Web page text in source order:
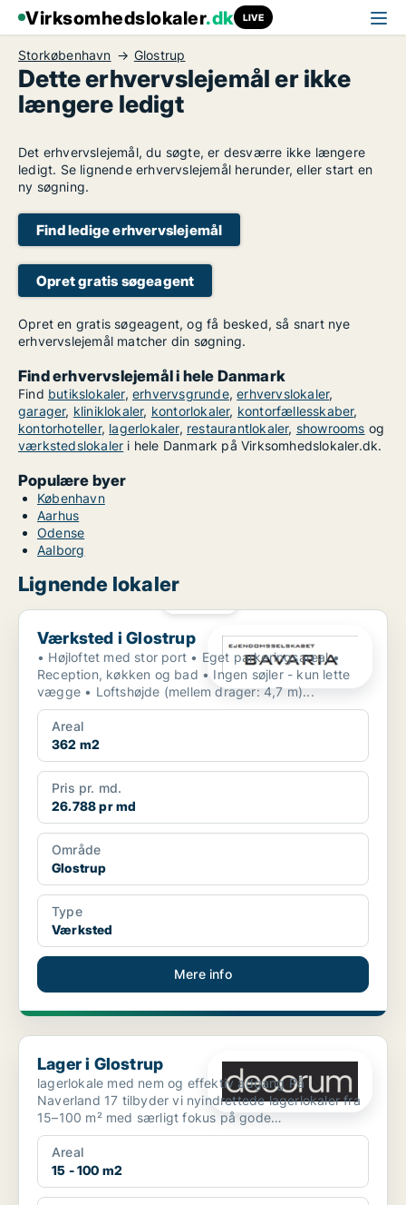
Virksomhedslokaler.dk LIVE
Storkøbenhavn Glostrup
Dette erhvervslejemål er ikke
længere ledigt
Det erhvervslejemål, du søgte, er desværre ikke længere
ledigt. Se lignende erhvervslejemål herunder, eller start en
ny søgning.
Find ledige erhvervslejemål
Opret gratis søgeagent
Opret en gratis søgeagent, og få besked, så snart nye
erhvervslejemål matcher din søgning.
Find erhvervslejemål i hele Danmark
Find butikslokaler,erhvervsgrunde,erhvervslokaler,
garager, kliniklokaler, kontorlokaler, kontorfællesskaber,
kontorhoteller, lagerlokaler, restaurantlokaler, showrooms og
værkstedslokaler i hele Danmark på Virksomhedslokaler.dk.
Populære byer
København
Aarhus
Odense
Aalborg
Lignende lokaler
Værksted i Glostrup
Værksted i Glostrup
• Højloftet med stor port • Eget parkeringsareal •
Reception, køkken og bad • Ingen søjler - kun lette
vægge • Loftshøjde (mellem drager: 4,7 m)...
Areal
362 m2
Pris pr. md.
26.788 pr md
Område
Glostrup
Type
Værksted
Mere info
Lager i Glostrup
Lager i Glostrup
lagerlokale med nem og effektiv adgang På
Naverland 17 tilbyder vi nyindrettede lagerlokaler fra
15–100 m² med særligt fokus på gode
adgangsforhold og enk...
Areal
15 - 100 m2